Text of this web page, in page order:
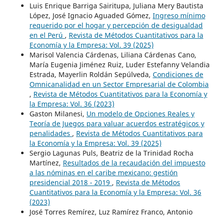
Luis Enrique Barriga Sairitupa, Juliana Mery Bautista
López, José Ignacio Aguaded Gómez, Ingreso mínimo
requerido por el hogar y percepción de desigualdad
en el Perú , Revista de Métodos Cuantitativos para la
Economía y la Empresa: Vol. 39 (2025)
Marisol Valencia Cárdenas, Liliana Cárdenas Cano,
María Eugenia Jiménez Ruiz, Luder Estefanny Velandia
Estrada, Mayerlin Roldán Sepúlveda, Condiciones de
Omnicanalidad en un Sector Empresarial de Colombia
, Revista de Métodos Cuantitativos para la Economía y
la Empresa: Vol. 36 (2023)
Gaston Milanesi, Un modelo de Opciones Reales y
Teoría de Juegos para valuar acuerdos estratégicos y
penalidades , Revista de Métodos Cuantitativos para
la Economía y la Empresa: Vol. 39 (2025)
Sergio Lagunas Puls, Beatriz de la Trinidad Rocha
Martínez, Resultados de la recaudación del impuesto
a las nóminas en el caribe mexicano: gestión
presidencial 2018 - 2019 , Revista de Métodos
Cuantitativos para la Economía y la Empresa: Vol. 36
(2023)
José Torres Remírez, Luz Ramírez Franco, Antonio